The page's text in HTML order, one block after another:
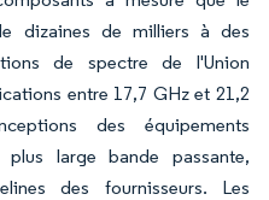
dizaines de milliers à des
de spectre de l'Union
entre 17,7 GHz et 21,2
des équipements
large bande passante,
des fournisseurs. Les